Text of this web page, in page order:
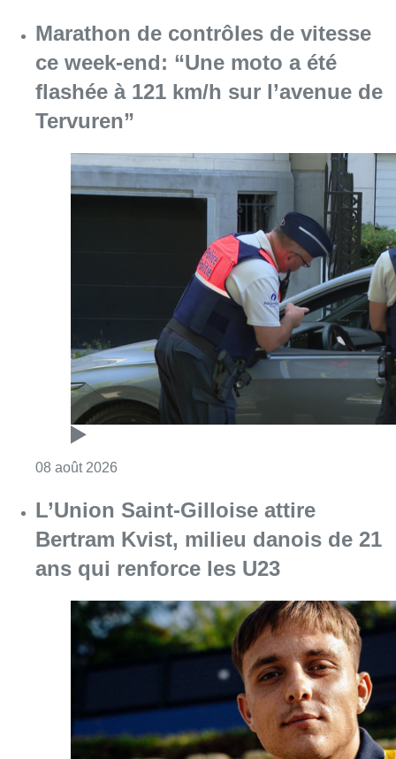
Marathon de contrôles de vitesse
ce week-end: “Une moto a été
flashée à 121 km/h sur l’avenue de
Tervuren”
08 août 2026
L’Union Saint-Gilloise attire
Bertram Kvist, milieu danois de 21
ans qui renforce les U23